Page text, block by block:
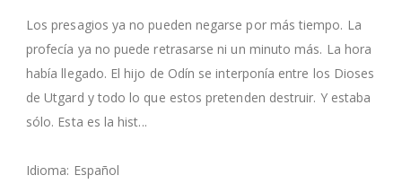
Los presagios ya no pueden negarse por más tiempo. La
profecía ya no puede retrasarse ni un minuto más. La hora
había llegado. El hijo de Odín se interponía entre los Dioses
de Utgard y todo lo que estos pretenden destruir. Y estaba
sólo. Esta es la hist...
Idioma: Español